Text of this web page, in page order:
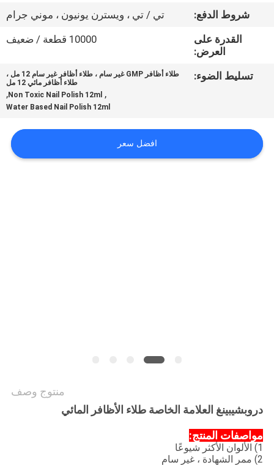
اتصل
اطلب
خريطة
الموقع
شروط الدفع:
تي / تي ، ويسترن يونيون ، موني جرام
القدرة على
العرض:
10000 قطعة / ضعيف
تسليط الضوء:
طلاء أظافر GMP غير سام ، طلاء أظافر غير سام 12 مل ،
طلاء أظافر مائي 12 مل
,
Non Toxic Nail Polish 12ml
,
Water Based Nail Polish 12ml
افضل سعر
منتوج وصف
دروبشيبينغ العلامة الخاصة طلاء الأظافر المائي
مواصفات المنتج:
1) الألوان الأكثر شيوعًا
2) ممر الشهادة ، غير سام